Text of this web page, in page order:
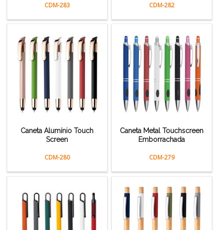
CDM-283 CDM-282
Caneta Alumínio Touch
Screen
CDM-280
Caneta Metal Touchscreen
Emborrachada
CDM-279